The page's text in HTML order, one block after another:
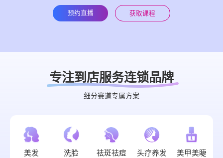
预约直播 获取课程
专注到店服务连锁品牌
细分赛道专属方案
美发 洗脸 祛斑祛痘 头疗养发 美甲美睫